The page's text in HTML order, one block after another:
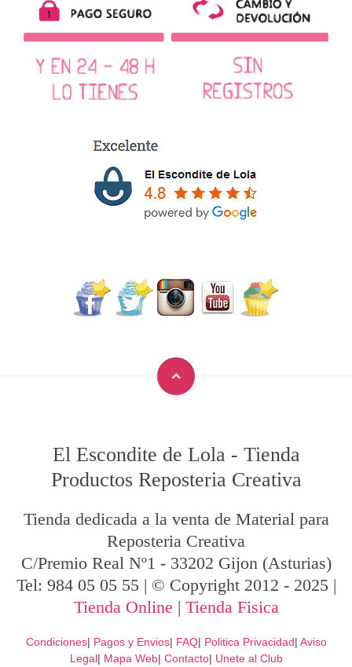
El Escondite de Lola - Tienda
Productos Reposteria Creativa
Tienda dedicada a la venta de Material para
Reposteria Creativa
C/Premio Real Nº1 - 33202 Gijon (Asturias)
Tel: 984 05 05 55 | © Copyright 2012 - 2025 |
Tienda Online | Tienda Fisica
Condiciones| Pagos y Envios| FAQ| Politica Privacidad| Aviso
Legal| Mapa Web| Contacto| Unete al Club